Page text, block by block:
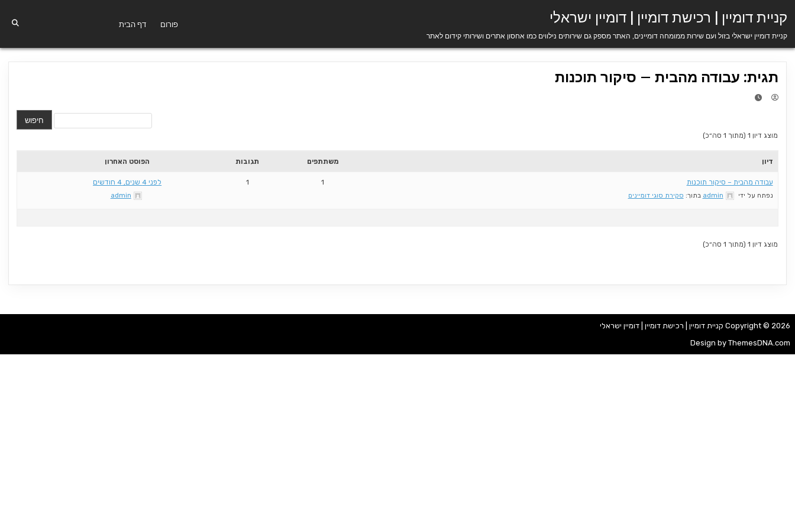
קניית דומיין | רכישת דומיין | דומיין ישראלי
קניית דומיין ישראלי בזול ועם שירות ממומחה דומיינים, האתר מספק גם שירותים נילווים כמו אחסון אתרים ושירותי קידום לאתר
דף הבית פורום
תגית: עבודה מהבית – סיקור תוכנות
מוצג דיון 1 (מתוך 1 סה״כ)
דיון משתתפים תגובות הפוסט האחרון
עבודה מהבית – סיקור תוכנות
נפתח על ידי admin בתוך: סקירת סוגי דומיינים
1
1 לפני 4 שנים, 4 חודשים
admin
מוצג דיון 1 (מתוך 1 סה״כ)
Copyright © 2026 קניית דומיין | רכישת דומיין | דומיין ישראלי
Design by ThemesDNA.com